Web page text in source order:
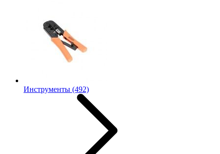
Инструменты (492)